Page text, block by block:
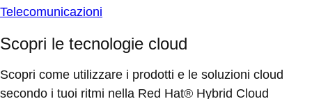
Telecomunicazioni
Scopri le tecnologie cloud
Scopri come utilizzare i prodotti e le soluzioni cloud
secondo i tuoi ritmi nella Red Hat® Hybrid Cloud